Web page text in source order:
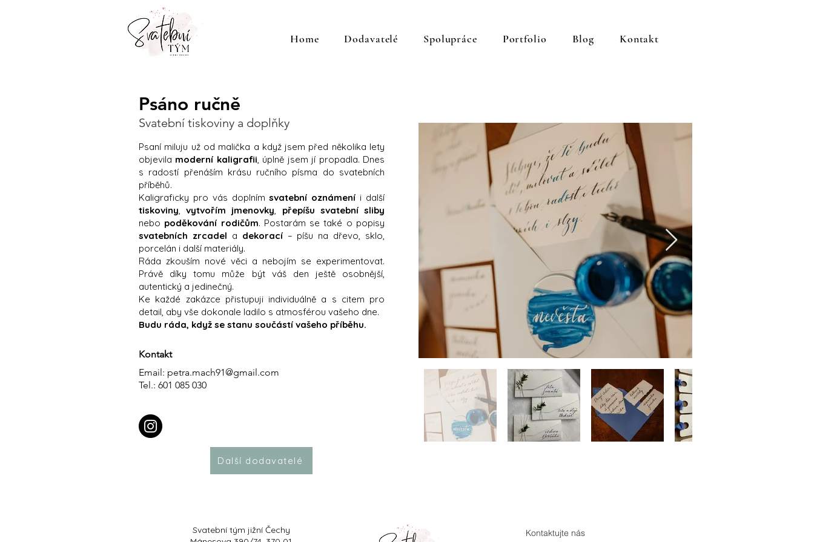
Home Dodavatelé Spolupráce Portfolio Blog Kontakt
Psáno ručně
Svatební tiskoviny a doplňky
Psaní miluju už od malička a když jsem před několika lety
objevila moderní kaligrafii, úplně jsem jí propadla. Dnes
s radostí přenáším krásu ručního písma do svatebních
příběhů.
Kaligraficky pro vás doplnímsvatební oznámení i další
tiskoviny, vytvořím jmenovky, přepíšu svatební sliby
nebo poděkování rodičům. Postarám se také o popisy
svatebních zrcadel a dekorací– píšu na dřevo, sklo,
porcelán i další materiály.
Ráda zkouším nové věci a nebojím se experimentovat.
Právě díky tomu může být váš den ještě osobnější,
autentický a jedinečný.
Ke každé zakázce přistupuji individuálně a s citem pro
detail, aby vše dokonale ladilo s atmosférou vašeho dne.
Budu ráda, když se stanu součástí vašeho příběhu.
Kontakt
Email: petra.mach91@gmail.com
Tel.: 601 085 030
Další dodavatelé
Svatební tým jižní Čechy
Kontaktujte nás